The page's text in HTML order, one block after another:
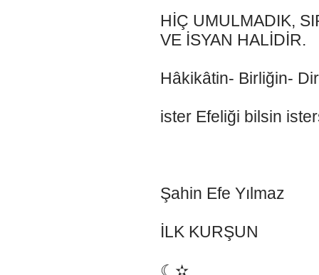
HİÇ UMULMADIK,
VE İSYAN HALİDİR.
Hâkikâtin- Birliğin-
ister Efeliği bilsin
Şahin Efe Yılmaz
İLK KURŞUN
☾✫